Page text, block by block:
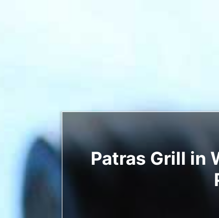
Patras Grill in